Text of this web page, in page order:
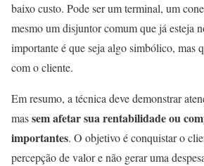
baixo custo. Pode ser um terminal, um
mesmo um disjuntor comum que já esteja
importante é que seja algo simbólico, mas
com o cliente.
Em resumo, a técnica deve demonstrar
massem afetar sua rentabilidade ou
importantes. O objetivo é conquistar o
percepção de valor e não gerar uma